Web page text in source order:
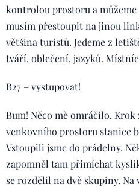
kontrolou prostoru a
musím přestoupit na jinou
většina turistů. Jedeme z
tváří, oblečení, jazyků.
B27 – vystupovat!
Bum! Něco mě omráčilo.
venkovního prostoru stanice
Vstoupili jsme do prádelny.
zapomněl tam přimíchat
se rozdělil na dvě skupiny. Na